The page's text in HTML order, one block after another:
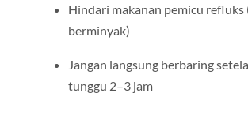
Hindari makanan pemicu refluks
berminyak)
Jangan langsung berbaring
tunggu 2–3 jam